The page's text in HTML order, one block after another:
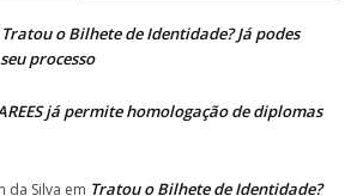
Tratou o Bilhete de Identidade? Já podes
processo
já permite homologação de diplomas
da Silva em Tratou o Bilhete de Identidade?